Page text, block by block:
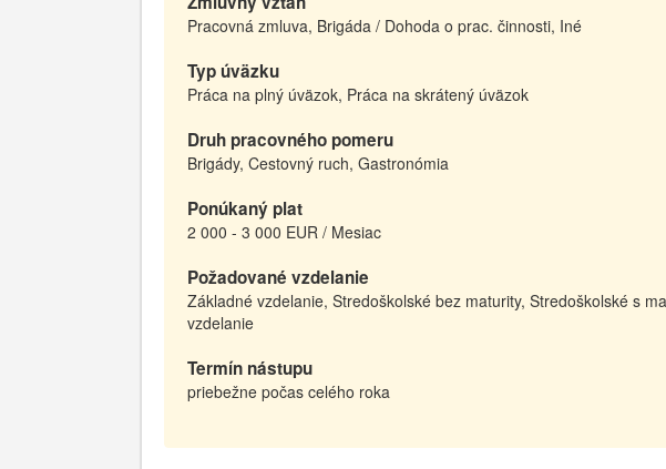
Pracovná zmluva, Brigáda / Dohoda o prac. činnosti, Iné
Typ úväzku
Práca na plný úväzok, Práca na skrátený úväzok
Druh pracovného pomeru
Brigády, Cestovný ruch, Gastronómia
Ponúkaný plat
2 000 - 3 000 EUR / Mesiac
Požadované vzdelanie
Základné vzdelanie, Stredoškolské bez maturity, Stredoškolské s
vzdelanie
Termín nástupu
priebežne počas celého roka